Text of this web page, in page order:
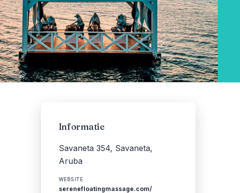
Informatie
Savaneta 354, Savaneta,
Aruba
WEBSITE
serenefloatingmassage.com/